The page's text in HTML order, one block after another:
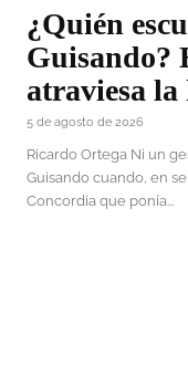
¿Quién
Guisando?
atraviesa
5 de agosto de 2026
Ricardo Ortega Ni un gesto hicieron los graníticos Toros de
Guisando cuando, en
Concordia que ponía...